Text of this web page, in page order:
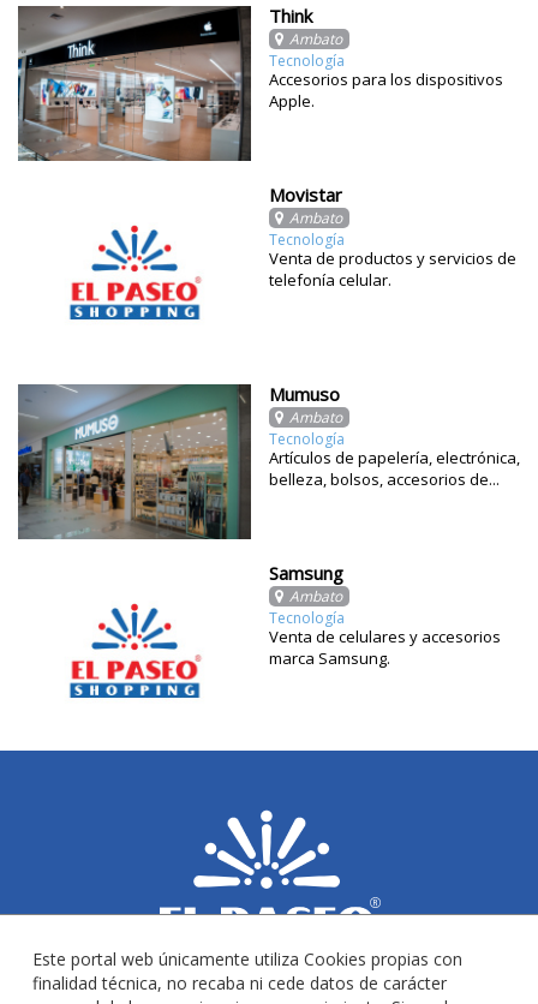
Think
Ambato
Tecnología
Accesorios para los dispositivos
Apple.
Movistar
Ambato
Tecnología
Venta de productos y servicios de
telefonía celular.
Mumuso
Ambato
Tecnología
Artículos de papelería, electrónica,
belleza, bolsos, accesorios de...
Samsung
Ambato
Tecnología
Venta de celulares y accesorios
marca Samsung.
Este portal web únicamente utiliza Cookies propias con
finalidad técnica, no recaba ni cede datos de carácter